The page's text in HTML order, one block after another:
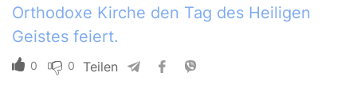
Orthodoxe Kirche den Tag des Heiligen
Geistes feiert.
0 0 Teilen